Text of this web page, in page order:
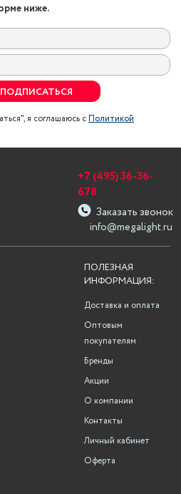
ниже.
ПОДПИСАТЬСЯ
я соглашаюсь сПолитикой
info@megalight.ru
+7 (495) 36-36-
678
Заказать звонок
ПОЛЕЗНАЯ
ИНФОРМАЦИЯ:
Доставка и оплата
Оптовым
покупателям
Бренды
Акции
О компании
Контакты
Личный кабинет
Оферта